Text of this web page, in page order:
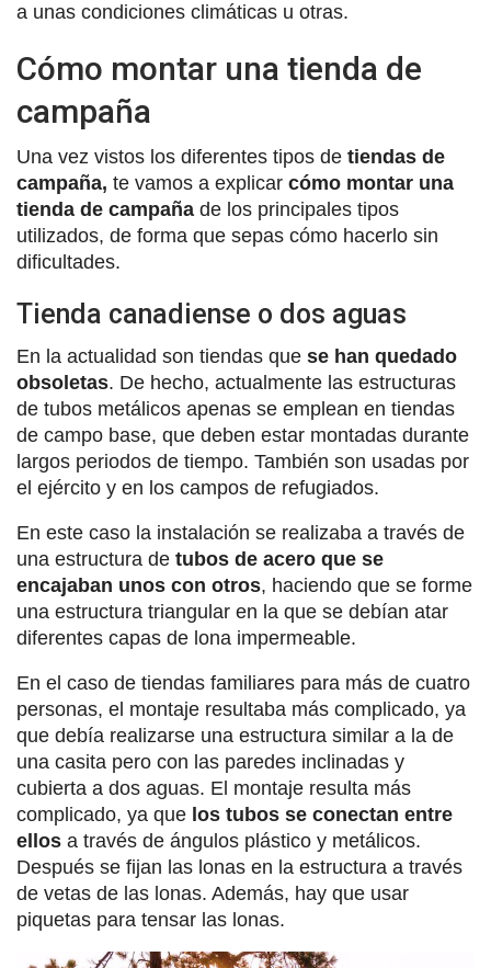
a unas condiciones climáticas u otras.
Cómo montar una tienda de
campaña
Una vez vistos los diferentes tipos de tiendas de
campaña, te vamos a explicar cómo montar una
tienda de campaña de los principales tipos
utilizados, de forma que sepas cómo hacerlo sin
dificultades.
Tienda canadiense o dos aguas
En la actualidad son tiendas que se han quedado
obsoletas. De hecho, actualmente las estructuras
de tubos metálicos apenas se emplean en tiendas
de campo base, que deben estar montadas durante
largos periodos de tiempo. También son usadas por
el ejército y en los campos de refugiados.
En este caso la instalación se realizaba a través de
una estructura de tubos de acero que se
encajaban unos con otros, haciendo que se forme
una estructura triangular en la que se debían atar
diferentes capas de lona impermeable.
En el caso de tiendas familiares para más de cuatro
personas, el montaje resultaba más complicado, ya
que debía realizarse una estructura similar a la de
una casita pero con las paredes inclinadas y
cubierta a dos aguas. El montaje resulta más
complicado, ya que los tubos se conectan entre
ellos a través de ángulos plástico y metálicos.
Después se fijan las lonas en la estructura a través
de vetas de las lonas. Además, hay que usar
piquetas para tensar las lonas.